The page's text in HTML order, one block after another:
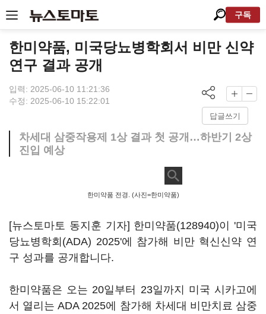
구독
한미약품, 미국당뇨병학회서 비만 신약
연구 결과 공개
입력: 2025-06-10 11:21:36
수정: 2025-06-10 15:22:01
답글쓰기
차세대 삼중작용제 1상 결과 첫 공개…하반기 2상
진입 예상
한미약품 전경. (사진=한미약품)
[뉴스토마토 동지훈 기자] 한미약품(128940)이 '미국
당뇨병학회(ADA) 2025'에 참가해 비만 혁신신약 연
구 성과를 공개합니다.
한미약품은 오는 20일부터 23일까지 미국 시카고에
서 열리는 ADA 2025에 참가해 차세대 비만치료 삼중